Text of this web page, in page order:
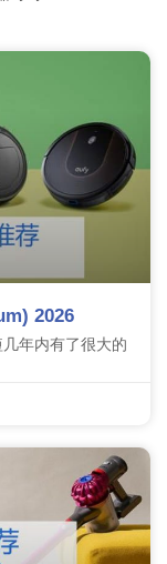
2026
年内有了很大的